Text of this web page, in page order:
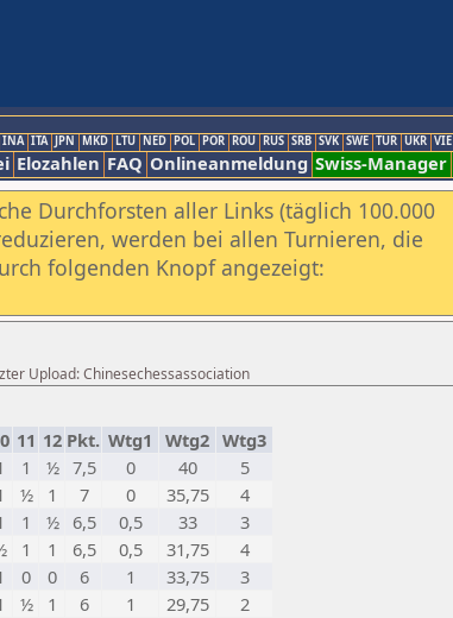
INA ITA JPN MKD LTU NED POL POR ROU RUS SRB SVK SWE TUR UKR VIE
Elozahlen FAQ Onlineanmeldung Swiss-Manager
Durchforsten aller Links (täglich 100.000
werden bei allen Turnieren, die
folgenden Knopf angezeigt:
Upload: Chinesechessassociation
11 12 Pkt. Wtg1 Wtg2 Wtg3
1 ½ 7,5 0 40
5
½ 1 7 0 35,75
4
1 ½ 6,5 0,5 33
3
1 1 6,5 0,5 31,75
4
0 0 6 1 33,75
3
½ 1 6 1 29,75
2